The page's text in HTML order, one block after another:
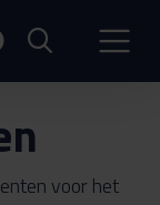
voor het